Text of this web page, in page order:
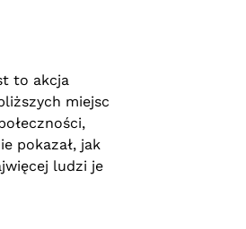
to akcja
miejsc
pokazał, jak
ludzi je